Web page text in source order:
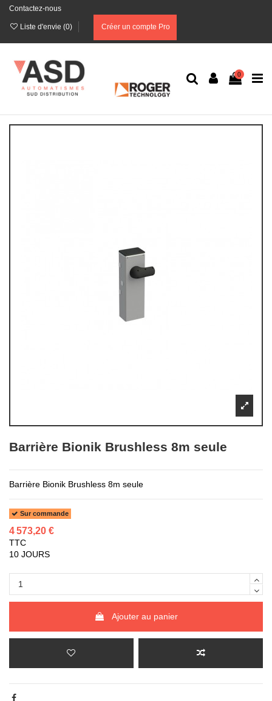
Contactez-nous
Liste d'envie (0) Créer un compte Pro
0
Barrière Bionik Brushless 8m seule
Barrière Bionik Brushless 8m seule
Sur commande
4 573,20 €
TTC
10 JOURS
Ajouter au panier